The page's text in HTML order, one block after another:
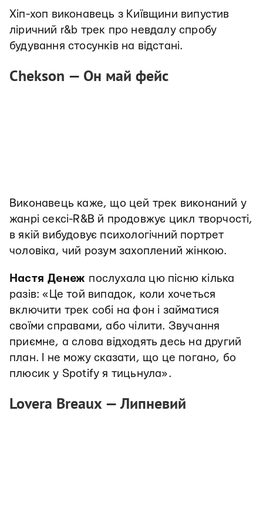
Хіп-хоп виконавець з Київщини випустив
ліричний r&b трек про невдалу спробу
будування стосунків на відстані.
Chekson — Он май фейс
Виконавець каже, що цей трек виконаний у
жанрі сексі-R&B й продовжує цикл творчості,
в якій вибудовує психологічний портрет
чоловіка, чий розум захоплений жінкою.
Настя Денеж послухала цю пісню кілька
разів: «Це той випадок, коли хочеться
включити трек собі на фон і займатися
своїми справами, або чілити. Звучання
приємне, а слова відходять десь на другий
план. І не можу сказати, що це погано, бо
плюсик у Spotify я тицьнула».
Lovera Breaux —Липневий